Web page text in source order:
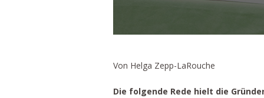
Von Helga Zepp-LaRouche
Die folgende Rede hielt die